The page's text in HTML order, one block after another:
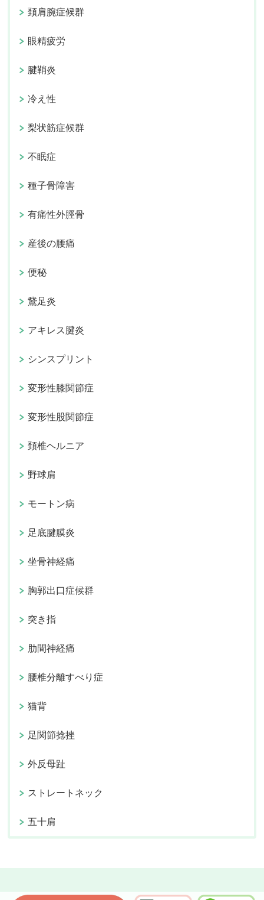
頚肩腕症候群
眼精疲労
腱鞘炎
冷え性
梨状筋症候群
不眠症
種子骨障害
有痛性外脛骨
産後の腰痛
便秘
鵞足炎
アキレス腱炎
シンスプリント
変形性膝関節症
変形性股関節症
頚椎ヘルニア
野球肩
モートン病
足底腱膜炎
坐骨神経痛
胸郭出口症候群
突き指
肋間神経痛
腰椎分離すべり症
猫背
足関節捻挫
外反母趾
ストレートネック
五十肩